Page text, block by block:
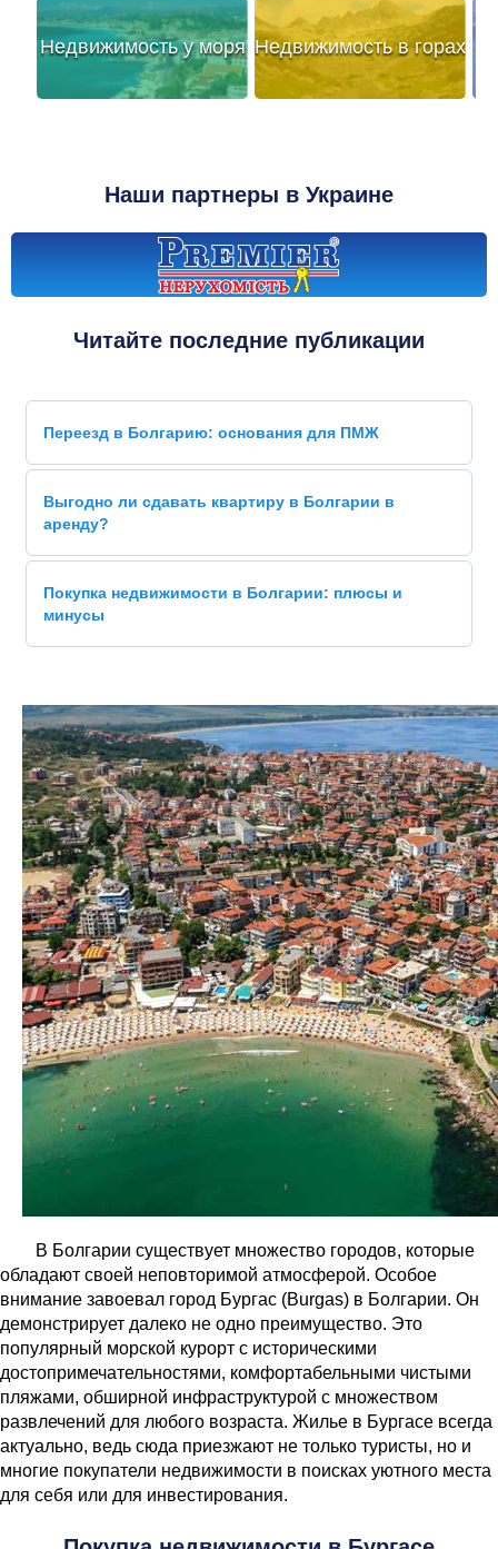
Недвижимость у моря Недвижимость в горах
Наши партнеры в Украине
Читайте последние публикации
Переезд в Болгарию: основания для ПМЖ
Выгодно ли сдавать квартиру в Болгарии в
аренду?
Покупка недвижимости в Болгарии: плюсы и
минусы
В Болгарии существует множество городов, которые
обладают своей неповторимой атмосферой. Особое
внимание завоевал город Бургас (Burgas) в Болгарии. Он
демонстрирует далеко не одно преимущество. Это
популярный морской курорт с историческими
достопримечательностями, комфортабельными чистыми
пляжами, обширной инфраструктурой с множеством
развлечений для любого возраста. Жилье в Бургасе всегда
актуально, ведь сюда приезжают не только туристы, но и
многие покупатели недвижимости в поисках уютного места
для себя или для инвестирования.